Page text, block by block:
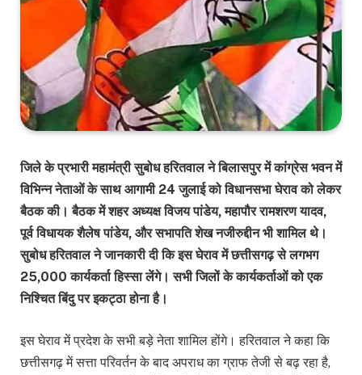
जिले के प्रभारी महामंत्री सुबोध हरितवाल ने बिलासपुर में कांग्रेस भवन में
विभिन्न नेताओं के साथ आगामी 24 जुलाई को विधानसभा घेराव को लेकर
बैठक की। बैठक में शहर अध्यक्ष विजय पांडेय, महापौर रामशरण यादव,
पूर्व विधायक शैलेष पांडेय, और सभापति शेख नजीरुद्दीन भी शामिल थे।
सुबोध हरितवाल ने जानकारी दी कि इस घेराव में छत्तीसगढ़ से लगभग
25,000 कार्यकर्ता हिस्सा लेंगे। सभी जिलों के कार्यकर्ताओं को एक
निश्चित बिंदु पर इकट्ठा होना है।
इस घेराव में प्रदेश के सभी बड़े नेता शामिल होंगे। हरितवाल ने कहा कि
छत्तीसगढ़ में सत्ता परिवर्तन के बाद अपराध का ग्राफ तेजी से बढ़ रहा है,